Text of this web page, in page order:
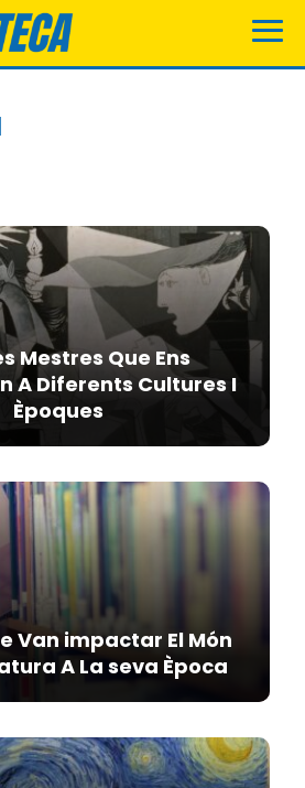
Mestres Que Ens
A Diferents Cultures I
Èpoques
Van impactar El Món
A La seva Època